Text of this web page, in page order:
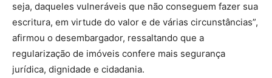
seja, daqueles vulneráveis que não conseguem fazer sua
escritura, em virtude do valor e de várias circunstâncias”,
afirmou o desembargador, ressaltando que a
regularização de imóveis confere mais segurança
jurídica, dignidade e cidadania.